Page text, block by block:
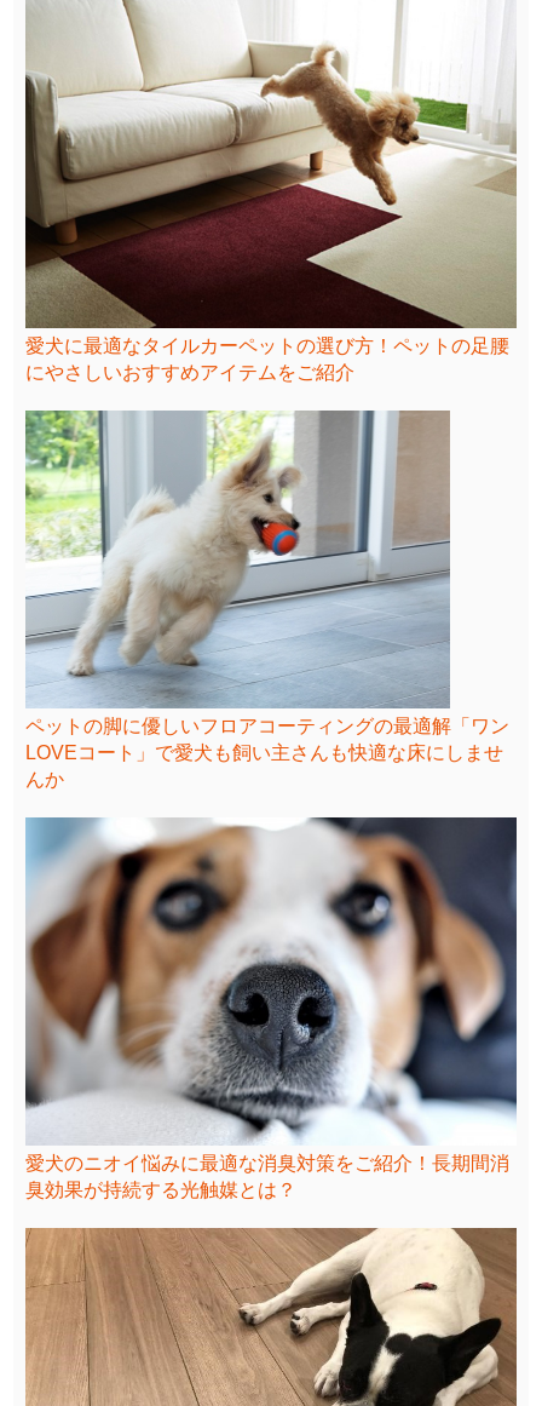
愛犬に最適なタイルカーペットの選び方！ペットの足腰
にやさしいおすすめアイテムをご紹介
ペットの脚に優しいフロアコーティングの最適解「ワン
LOVEコート」で愛犬も飼い主さんも快適な床にしませ
んか
愛犬のニオイ悩みに最適な消臭対策をご紹介！長期間消
臭効果が持続する光触媒とは？